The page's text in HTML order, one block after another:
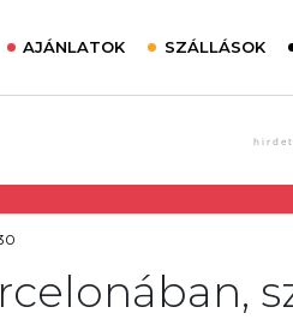
AJÁNLATOK SZÁLLÁSOK